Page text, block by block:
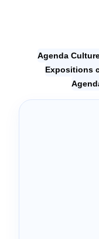
Agenda
Expositions